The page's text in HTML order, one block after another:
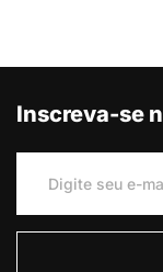
Inscreva-se